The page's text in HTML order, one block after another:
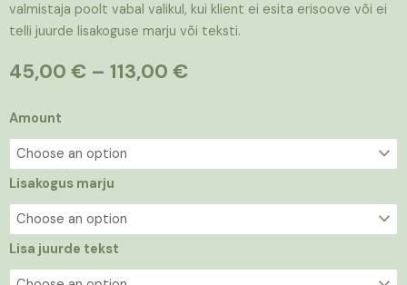
valmistaja poolt vabal valikul, kui klient ei esita erisoove või ei
telli juurde lisakoguse marju või teksti.
45,00 € – 113,00 €Price
through
Amount
Lisakogus marju
Lisa juurde tekst
Vegan
“juustukook”
maapähkli-
datli
kattega
quantity